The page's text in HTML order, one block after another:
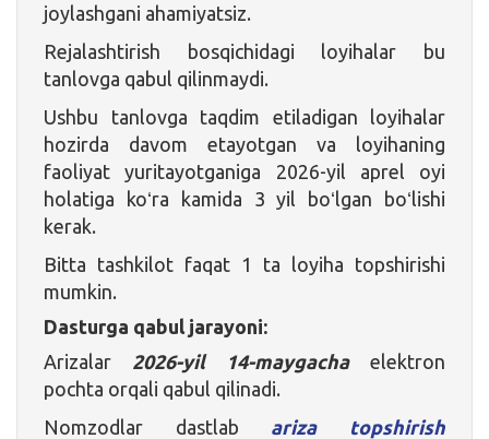
joylashgani ahamiyatsiz.
Rejalashtirish bosqichidagi loyihalar bu
tanlovga qabul qilinmaydi.
Ushbu tanlovga taqdim etiladigan loyihalar
hozirda davom etayotgan va loyihaning
faoliyat yuritayotganiga 2026-yil aprel oyi
holatiga koʻra kamida 3 yil boʻlgan boʻlishi
kerak.
Bitta tashkilot faqat 1 ta loyiha topshirishi
mumkin.
Dasturga qabul jarayoni:
Arizalar 2026-yil 14-maygachaelektron
pochta orqali qabul qilinadi.
Nomzodlar dastlab ariza topshirish